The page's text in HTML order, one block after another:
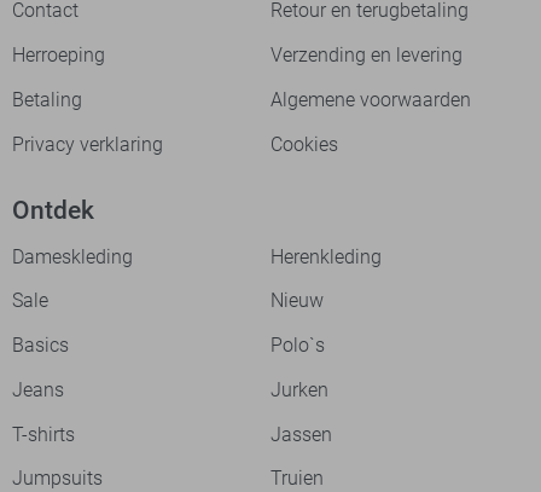
Contact
Retour en terugbetaling
Herroeping
Verzending en levering
Betaling
Algemene voorwaarden
Privacy verklaring
Cookies
Ontdek
Dameskleding
Herenkleding
Sale
Nieuw
Basics
Polo`s
Jeans
Jurken
T-shirts
Jassen
Jumpsuits
Truien